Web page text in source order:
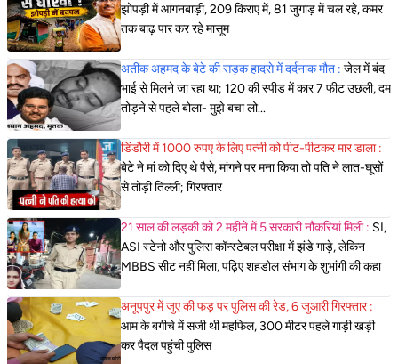
झोपड़ी में आंगनबाड़ी, 209 किराए में, 81 जुगाड़ में चल रहे, कमर
तक बाढ़ पार कर रहे मासूम
अतीक अहमद के बेटे की सड़क हादसे में दर्दनाक मौत : जेल में बंद
भाई से मिलने जा रहा था; 120 की स्पीड में कार 7 फीट उछली, दम
तोड़ने से पहले बोला- मुझे बचा लो...
डिंडौरी में 1000 रुपए के लिए पत्नी को पीट-पीटकर मार डाला :
बेटे ने मां को दिए थे पैसे, मांगने पर मना किया तो पति ने लात-घूसों
से तोड़ी तिल्ली; गिरफ्तार
21 साल की लड़की को 2 महीने में 5 सरकारी नौकरियां मिली : SI,
ASI स्टेनो और पुलिस कॉन्स्टेबल परीक्षा में झंडे गाड़े, लेकिन
MBBS सीट नहीं मिला, पढ़िए शहडोल संभाग के शुभांगी की कहा
अनूपपुर में जुए की फड़ पर पुलिस की रेड, 6 जुआरी गिरफ्तार :
आम के बगीचे में सजी थी महफिल, 300 मीटर पहले गाड़ी खड़ी
कर पैदल पहुंची पुलिस